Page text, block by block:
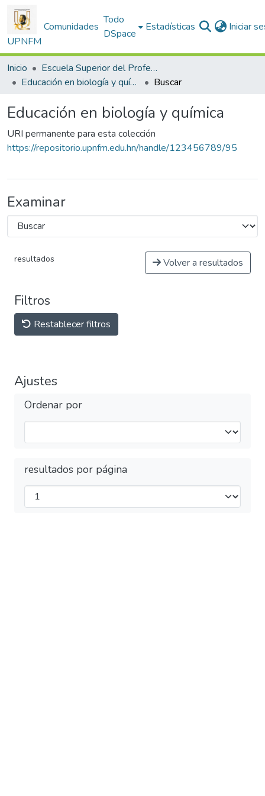
UPNFM
Comunidades
Todo
DSpace
Estadísticas Iniciar
Inicio
Escuela Superior del Profesorado
Educación en biología y química
Buscar
Educación en biología y química
URI permanente para esta colección
https://repositorio.upnfm.edu.hn/handle/123456789/95
Examinar
resultados Volver a resultados
Filtros
Restablecer filtros
Ajustes
Ordenar por
resultados por página